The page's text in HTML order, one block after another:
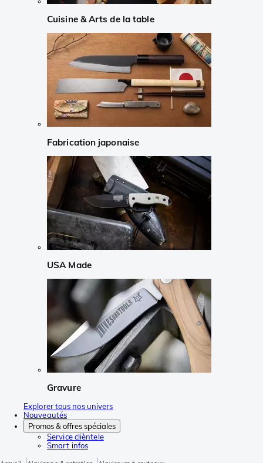
Cuisine & Arts de la table
Fabrication japonaise
USA Made
Gravure
Explorer tous nos univers
Nouveautés
Promos & offres spéciales
Service clièntele
Smart infos